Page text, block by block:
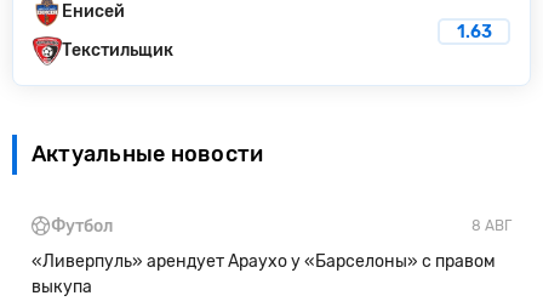
Енисей
Текстильщик
1.63
Актуальные новости
8 АВГ
Футбол
«Ливерпуль» арендует Араухо у «Барселоны» с правом
выкупа